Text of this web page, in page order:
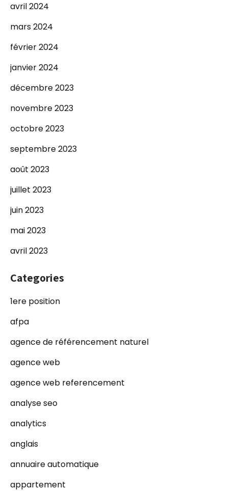
avril 2024
mars 2024
février 2024
janvier 2024
décembre 2023
novembre 2023
octobre 2023
septembre 2023
août 2023
juillet 2023
juin 2023
mai 2023
avril 2023
Categories
1ere position
afpa
agence de référencement naturel
agence web
agence web referencement
analyse seo
analytics
anglais
annuaire automatique
appartement